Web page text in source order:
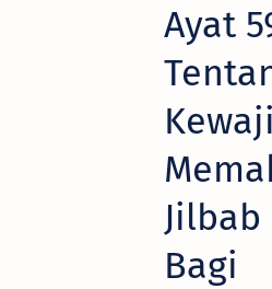
Ayat
Jilbab
Bagi